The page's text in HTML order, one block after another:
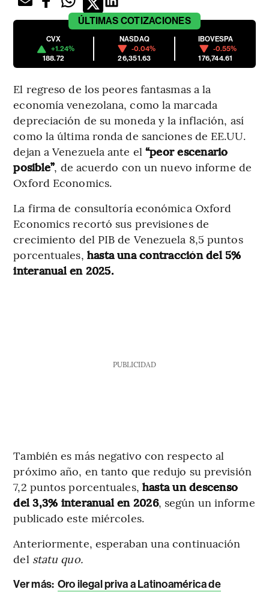
ÚLTIMAS COTIZACIONES
CVX
+1.24%
188.72
NASDAQ
-0.04%
26,351.63
IBOVESPA
-0.55%
176,744.61
El regreso de los peores fantasmas a la
economía venezolana, como la marcada
depreciación de su moneda y la inflación, así
como la última ronda de sanciones de EE.UU.
dejan a Venezuela ante el “peor escenario
posible”, de acuerdo con un nuevo informe de
Oxford Economics.
La firma de consultoría económica Oxford
Economics recortó sus previsiones de
crecimiento del PIB de Venezuela 8,5 puntos
porcentuales, hasta una contracción del 5%
interanual en 2025.
PUBLICIDAD
También es más negativo con respecto al
próximo año, en tanto que redujo su previsión
7,2 puntos porcentuales, hasta un descenso
del 3,3% interanual en 2026, según un informe
publicado este miércoles.
Anteriormente, esperaban una continuación
del statu quo.
Ver más: Oro ilegal priva a Latinoamérica de